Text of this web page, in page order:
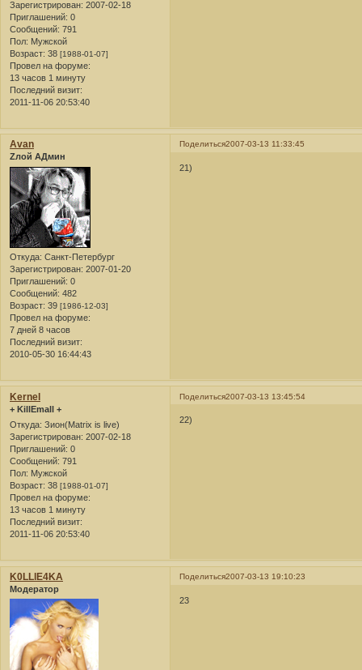
Зарегистрирован: 2007-02-18
Приглашений: 0
Сообщений: 791
Пол: Мужской
Возраст: 38 [1988-01-07]
Провел на форуме:
13 часов 1 минуту
Последний визит:
2011-11-06 20:53:40
Поделиться2007-03-13 11:33:45
Avan
Zлой АДмин
Откуда: Санкт-Петербург
Зарегистрирован: 2007-01-20
Приглашений: 0
Сообщений: 482
Возраст: 39 [1986-12-03]
Провел на форуме:
7 дней 8 часов
Последний визит:
2010-05-30 16:44:43
21)
Поделиться2007-03-13 13:45:54
Kernel
+ KillEmall +
Откуда: Зион(Matrix is live)
Зарегистрирован: 2007-02-18
Приглашений: 0
Сообщений: 791
Пол: Мужской
Возраст: 38 [1988-01-07]
Провел на форуме:
13 часов 1 минуту
Последний визит:
2011-11-06 20:53:40
22)
Поделиться2007-03-13 19:10:23
K0LLlE4KA
Модератор
23